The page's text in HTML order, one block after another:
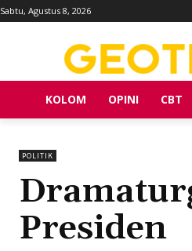
Sabtu, Agustus 8, 2026
KOLOM OPINI CBT
POLITIK
Presiden